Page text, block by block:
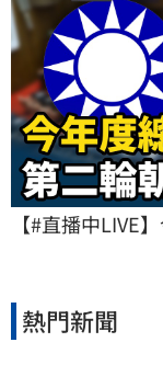
【#直播中LIVE
熱門新聞